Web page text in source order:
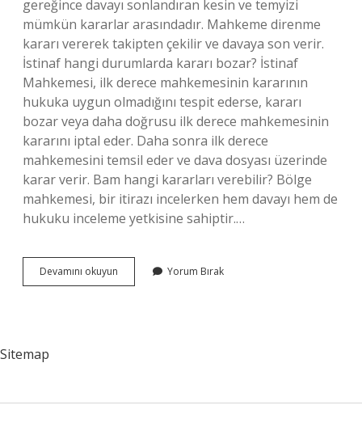
gereğince davayı sonlandıran kesin ve temyizi
mümkün kararlar arasındadır. Mahkeme direnme
kararı vererek takipten çekilir ve davaya son verir.
İstinaf hangi durumlarda kararı bozar? İstinaf
Mahkemesi, ilk derece mahkemesinin kararının
hukuka uygun olmadığını tespit ederse, kararı
bozar veya daha doğrusu ilk derece mahkemesinin
kararını iptal eder. Daha sonra ilk derece
mahkemesini temsil eder ve dava dosyası üzerinde
karar verir. Bam hangi kararları verebilir? Bölge
mahkemesi, bir itirazı incelerken hem davayı hem de
hukuku inceleme yetkisine sahiptir.…
Devamını okuyun
Direnme
Yorum Bırak
Sitemap